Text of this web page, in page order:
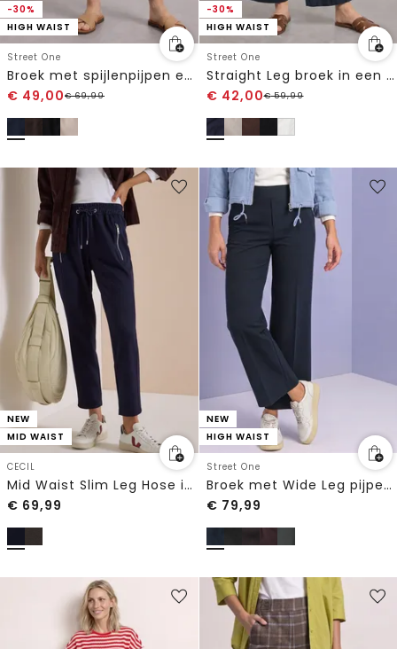
-30%
HIGH WAIST
Street One
Broek met spijlenpijpen en gespdetail
€ 49,00€69,99
-30%
HIGH WAIST
Street One
Straight Leg broek in een gewassen look
€ 42,00€59,99
NEW
MID WAIST
CECIL
Mid Waist Slim Leg Hose in casual pasvorm
€ 69,99
NEW
HIGH WAIST
Street One
Broek met Wide Leg pijpen en knoopdetails
€ 79,99